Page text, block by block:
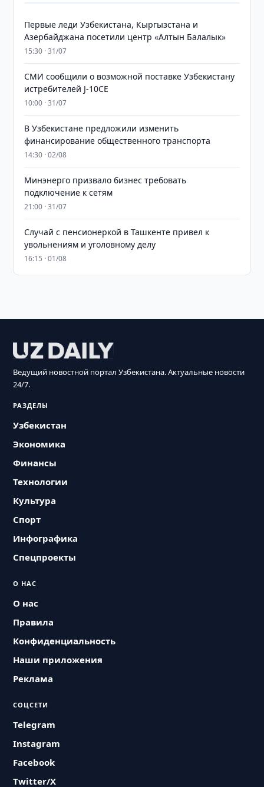
Первые леди Узбекистана, Кыргызстана и
Азербайджана посетили центр «Алтын Балалык»
15:30 · 31/07
СМИ сообщили о возможной поставке Узбекистану
истребителей J-10CE
10:00 · 31/07
В Узбекистане предложили изменить
финансирование общественного транспорта
14:30 · 02/08
Минэнерго призвало бизнес требовать
подключение к сетям
21:00 · 31/07
Случай с пенсионеркой в Ташкенте привел к
увольнениям и уголовному делу
16:15 · 01/08
Ведущий новостной портал Узбекистана. Актуальные новости
24/7.
РАЗДЕЛЫ
Узбекистан
Экономика
Финансы
Технологии
Культура
Спорт
Инфографика
Спецпроекты
О НАС
О нас
Правила
Конфиденциальность
Наши приложения
Реклама
СОЦСЕТИ
Telegram
Instagram
Facebook
Twitter/X